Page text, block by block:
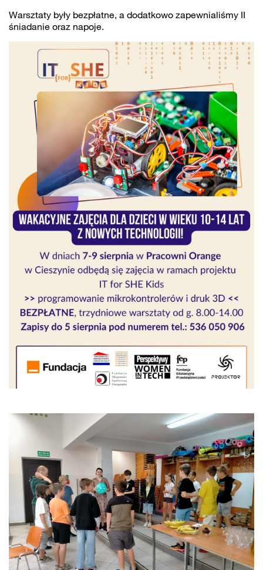
Warsztaty były bezpłatne, a dodatkowo zapewnialiśmy II
śniadanie oraz napoje.